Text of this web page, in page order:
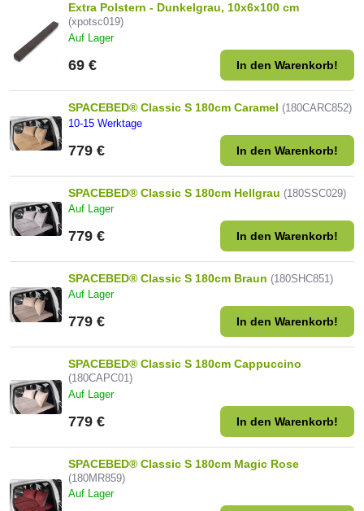
Extra Polstern - Dunkelgrau, 10x6x100 cm
(xpotsc019)
Auf Lager
69 € In den Warenkorb!
SPACEBED® Classic S 180cm Caramel (180CARC852)
10-15 Werktage
779 € In den Warenkorb!
SPACEBED® Classic S 180cm Hellgrau (180SSC029)
Auf Lager
779 € In den Warenkorb!
SPACEBED® Classic S 180cm Braun (180SHC851)
Auf Lager
779 € In den Warenkorb!
SPACEBED® Classic S 180cm Cappuccino
(180CAPC01)
Auf Lager
779 € In den Warenkorb!
SPACEBED® Classic S 180cm Magic Rose
(180MR859)
Auf Lager